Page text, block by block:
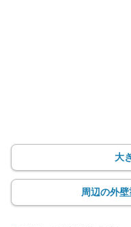
大
周辺の外